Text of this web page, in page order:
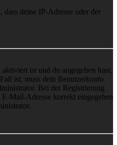
deine IP-Adresse oder der
aktiviert ist und du angegeben hast,
ist, muss dein Benutzerkonto
Bei der Registrierung
Mail-Adresse korrekt eingegeben